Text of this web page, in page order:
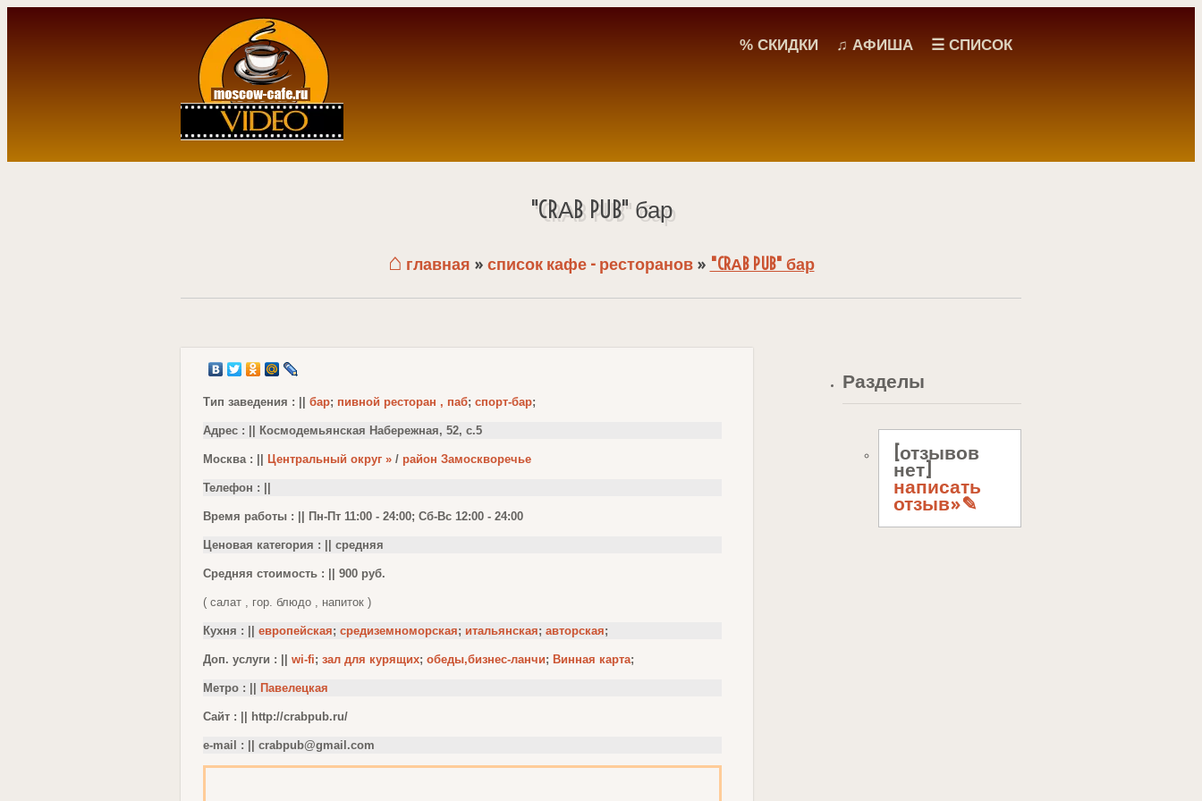
% СКИДКИ ♫ АФИША ☰ СПИСОК
"CRАB PUB" бар
⌂ главная » список кафе - ресторанов» "CRАB PUB" бар
Тип заведения : || бар; пивной ресторан , паб; спорт-бар;
Адрес : || Космодемьянская Набережная, 52, с.5
Москва : || Центральный округ » / район Замоскворечье
Телефон : ||
Время работы : || Пн-Пт 11:00 - 24:00; Сб-Вс 12:00 - 24:00
Ценовая категория : || средняя
Средняя стоимость : || 900 руб.
( салат , гор. блюдо , напиток )
Кухня : || европейская; средиземноморская; итальянская; авторская;
Доп. услуги : || wi-fi; зал для курящих; обеды,бизнес-ланчи; Винная карта;
Метро : || Павелецкая
Сайт : || http://crabpub.ru/
e-mail : || crabpub@gmail.com
Разделы
[отзывов
нет]
написать
отзыв»✎